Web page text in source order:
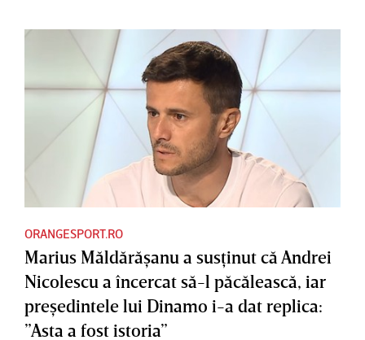
ORANGESPORT.RO
Marius Măldărăşanu a susţinut că Andrei
Nicolescu a încercat să-l păcălească, iar
preşedintele lui Dinamo i-a dat replica:
”Asta a fost istoria”